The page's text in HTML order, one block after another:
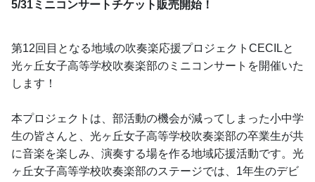
5/31ミニコンサートチケット販売開始！
第12回目となる地域の吹奏楽応援プロジェクトCECILと
光ヶ丘女子高等学校吹奏楽部のミニコンサートを開催いた
します！
本プロジェクトは、部活動の機会が減ってしまった小中学
生の皆さんと、光ヶ丘女子高等学校吹奏楽部の卒業生が共
に音楽を楽しみ、演奏する場を作る地域応援活動です。光
ヶ丘女子高等学校吹奏楽部のステージでは、1年生のデビ